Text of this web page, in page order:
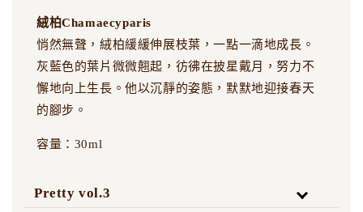
絨柏Chamaecyparis
悄然無聲，絨柏緩緩伸展枝葉，一點一滴地成長。
灰藍色的葉片微微翹起，彷彿在披星戴月，努力不
懈地向上生長。他以沉靜的姿態，默默地迎接春天
的腳步。
容量：30ml
Pretty vol.3